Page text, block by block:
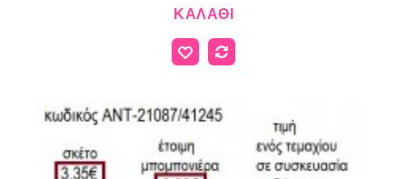
ΚΑΛΆΘΙ